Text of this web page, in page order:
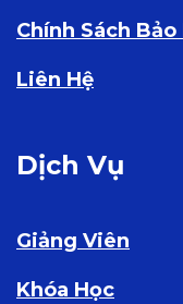
Chính Sách Bảo
Liên Hệ
Dịch Vụ
Giảng Viên
Khóa Học